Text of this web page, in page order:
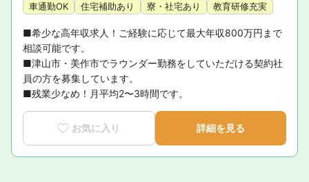
車通勤OK 住宅補助あり 寮・社宅あり 教育研修充実
■希少な高年収求人！ご経験に応じて最大年収800万円まで
相談可能です。
■津山市・美作市でラウンダー勤務をしていただける契約社
員の方を募集しています。
■残業少なめ！月平均2〜3時間です。
お気に入り 詳細を見る